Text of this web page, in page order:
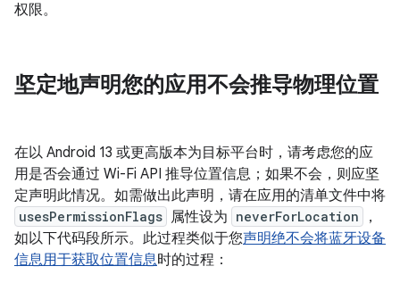
权限。
坚定地声明您的应用不会推导物理位置
在以 Android 13 或更高版本为目标平台时，请考虑您的应
用是否会通过 Wi-Fi API 推导位置信息；如果不会，则应坚
定声明此情况。如需做出此声明，请在应用的清单文件中将
usesPermissionFlags 属性设为 neverForLocation
，
如以下代码段所示。此过程类似于您声明绝不会将蓝牙设备
信息用于获取位置信息时的过程：